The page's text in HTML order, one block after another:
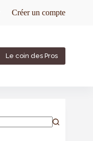
Créer un compte
Le coin des Pros